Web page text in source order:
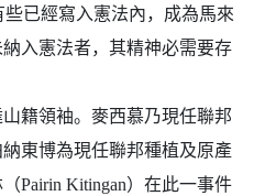
已經寫入憲法內，成為馬來
入憲法者，其精神必需要存
籍領袖。麥西慕乃現任聯邦
東博為現任聯邦種植及原產
Pairin Kitingan）在此一事件